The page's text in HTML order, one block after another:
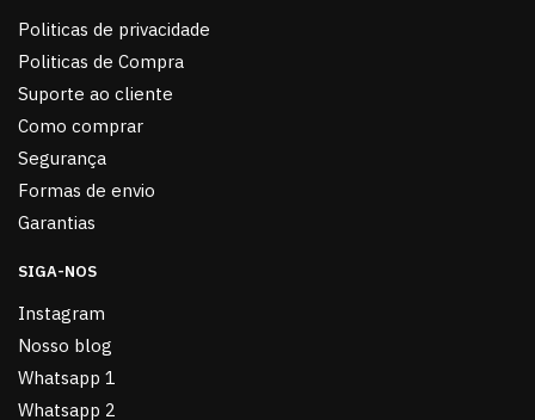
Politicas de privacidade
Politicas de Compra
Suporte ao cliente
Como comprar
Segurança
Formas de envio
Garantias
SIGA-NOS
Instagram
Nosso blog
Whatsapp 1
Whatsapp 2